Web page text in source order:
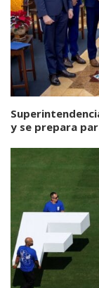
y se prepara